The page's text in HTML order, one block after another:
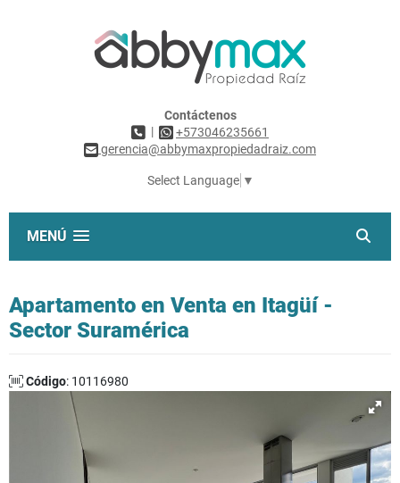
Contáctenos
|
+573046235661
gerencia@abbymaxpropiedadraiz.com
Select Language ▼
MENÚ
Apartamento en Venta en Itagüí -
Sector Suramérica
Código: 10116980